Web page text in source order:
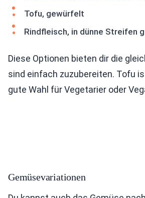
Tofu, gewürfelt
Rindfleisch, in dünne Streifen
Diese Optionen bieten dir die
sind einfach zuzubereiten. Tofu
gute Wahl für Vegetarier oder
Gemüsevariationen